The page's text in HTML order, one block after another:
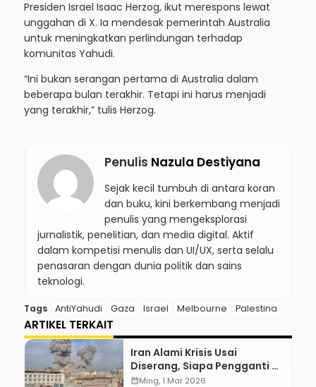
Presiden Israel Isaac Herzog, ikut merespons lewat
unggahan di X. Ia mendesak pemerintah Australia
untuk meningkatkan perlindungan terhadap
komunitas Yahudi.
“Ini bukan serangan pertama di Australia dalam
beberapa bulan terakhir. Tetapi ini harus menjadi
yang terakhir,” tulis Herzog.
Penulis Nazula Destiyana
Sejak kecil tumbuh di antara koran
dan buku, kini berkembang menjadi
penulis yang mengeksplorasi
jurnalistik, penelitian, dan media digital. Aktif
dalam kompetisi menulis dan UI/UX, serta selalu
penasaran dengan dunia politik dan sains
teknologi.
Tags AntiYahudi Gaza Israel Melbourne Palestina
ARTIKEL TERKAIT
Iran Alami Krisis Usai
Diserang, Siapa Pengganti Ali
Khamenei?
calendar_monthMing, 1 Mar 2026